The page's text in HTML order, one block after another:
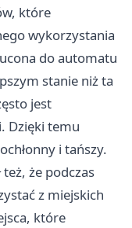
które
wykorzystania
do automatu
stanie niż ta
jest
Dzięki temu
i tańszy.
że podczas
z miejskich
które